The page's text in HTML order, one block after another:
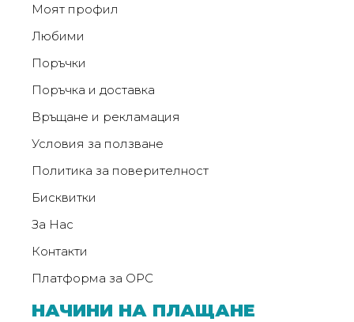
използване
“бисквитки”
(Cookie)
Copyright
2026
Всички
Интернет
Маркетинг
Дизайн
Моят профил
Любими
Поръчки
Поръчка и доставка
Връщане и рекламация
Условия за ползване
Политика за поверителност
Бисквитки
За Нас
Контакти
Платформа за ОРС
НАЧИНИ НА ПЛАЩАНЕ